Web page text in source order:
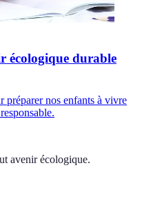
écologique durable
préparer nos enfants à vivre
avenir écologique.